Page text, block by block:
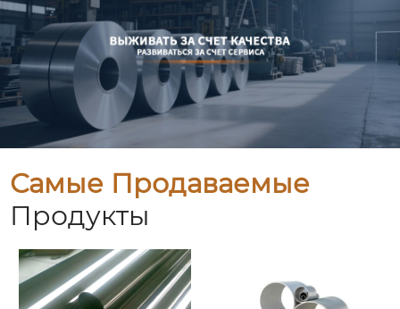
Самые Продаваемые
Продукты